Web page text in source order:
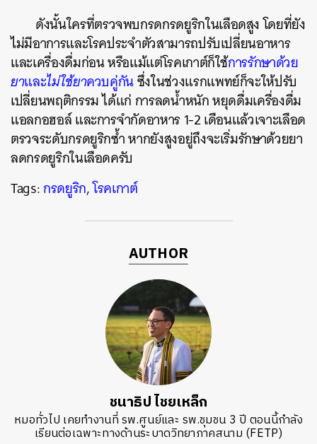
ดังนั้นใครที่ตรวจพบกรดกรดยูริกในเลือดสูง โดยที่ยัง
ไม่มีอาการและโรคประจำตัวสามารถปรับเปลี่ยนอาหาร
และเครื่องดื่มก่อน หรือแม้แต่โรคเกาต์ก็ใช้การรักษาด้วย
ยาและไม่ใช้ยาควบคู่กันซึ่งในช่วงแรกแพทย์ก็จะให้ปรับ
เปลี่ยนพฤติกรรม ได้แก่ การลดน้ำหนัก หยุดดื่มเครื่องดื่ม
แอลกอฮอล์ และการจำกัดอาหาร 1-2 เดือนแล้วเจาะเลือด
ตรวจระดับกรดยูริกซ้ำ หากยังสูงอยู่ถึงจะเริ่มรักษาด้วยยา
ลดกรดยูริกในเลือดครับ
Tags:กรดยูริก,โรคเกาต์
AUTHOR
ชนาธิป ไชยเหล็ก
หมอทั่วไป เคยทำงานที่ รพ.ศูนย์และ รพ.ชุมชน 3 ปี ตอนนี้กำลัง
เรียนต่อเฉพาะทางด้านระบาดวิทยาภาคสนาม (FETP)